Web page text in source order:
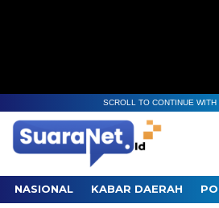
SCROLL TO CONTINUE WITH
NASIONAL KABAR DAERAH